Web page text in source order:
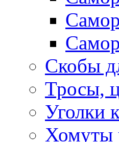
Скобы
Тросы,
Уголки
Хомуты